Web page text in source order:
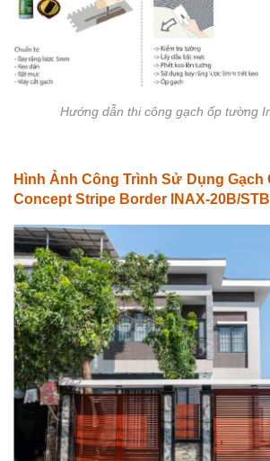
Hướng dẫn thi công gạch ốp tường
Hình Ảnh Công Trình Sử Dụng Gạch
Concept Stripe Border INAX-20B/STB